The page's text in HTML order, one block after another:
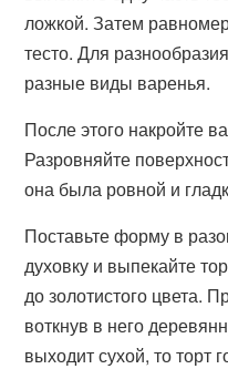
ложкой. Затем
тесто. Для
разные виды варенья.
После этого накройте
Разровняйте
она была ровной и
Поставьте форму в
духовку и выпекайте
до золотистого цвета.
воткнув в него
выходит сухой, то торт